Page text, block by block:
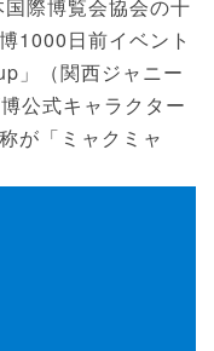
際博覧会協会の十
1000日前イベント
」（関西ジャニー
公式キャラクター
が「ミャクミャ